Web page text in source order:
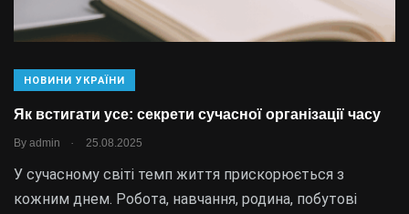
НОВИНИ УКРАЇНИ
Як встигати усе: секрети сучасної організації часу
By admin . 25.08.2025
У сучасному світі темп життя прискорюється з
кожним днем. Робота, навчання, родина, побутові